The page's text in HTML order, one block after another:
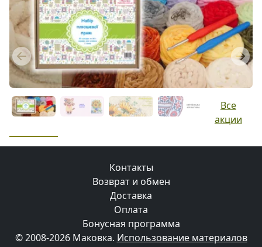
Previous Next
Все
акции
Контакты
Возврат и обмен
Доставка
Оплата
Бонусная программа
© 2008-2026 Маковка. Использование материалов